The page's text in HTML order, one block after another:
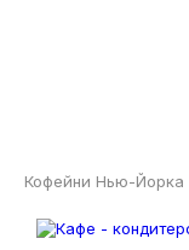
Кофейни Нью-Йорка